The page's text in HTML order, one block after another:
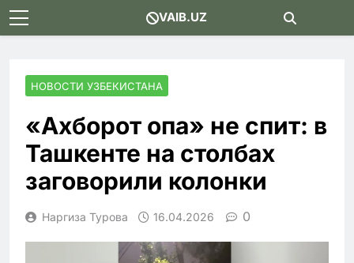
Skip
to
VAIB.UZ
НОВОСТИ УЗБЕКИСТАНА
«Ахборот опа» не спит: в
Ташкенте на столбах
заговорили колонки
Наргиза Турова 16.04.2026 0